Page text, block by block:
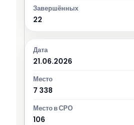
22
21.06.2026
7 338
106